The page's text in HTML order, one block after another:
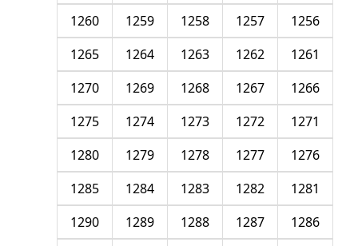
1256
1257
1258
1259
1260
1261
1262
1263
1264
1265
1266
1267
1268
1269
1270
1271
1272
1273
1274
1275
1276
1277
1278
1279
1280
1281
1282
1283
1284
1285
1286
1287
1288
1289
1290